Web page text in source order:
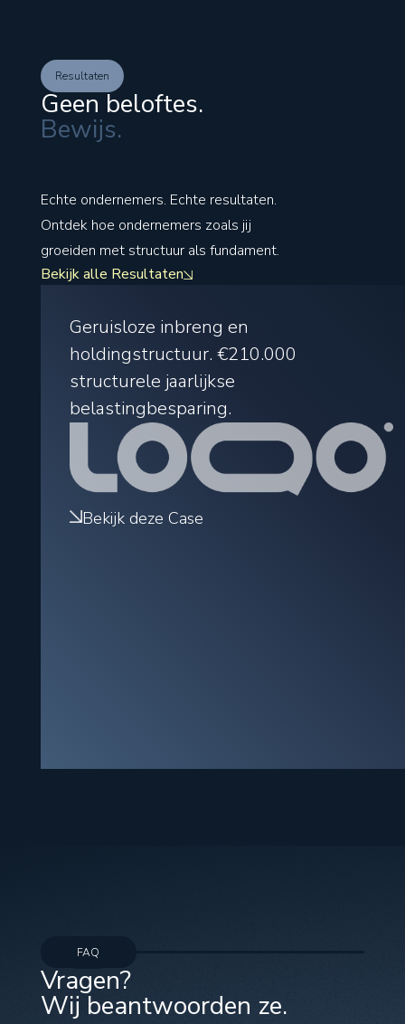
Resultaten
Geen beloftes.
Bewijs.
Echte ondernemers. Echte resultaten.
Ontdek hoe ondernemers zoals jij
groeiden met structuur als fundament.
Bekijk alle Resultaten
Geruisloze inbreng en
holdingstructuur. €210.000
structurele jaarlijkse
belastingbesparing.
Bekijk deze Case
FAQ
Vragen?
Wij beantwoorden ze.